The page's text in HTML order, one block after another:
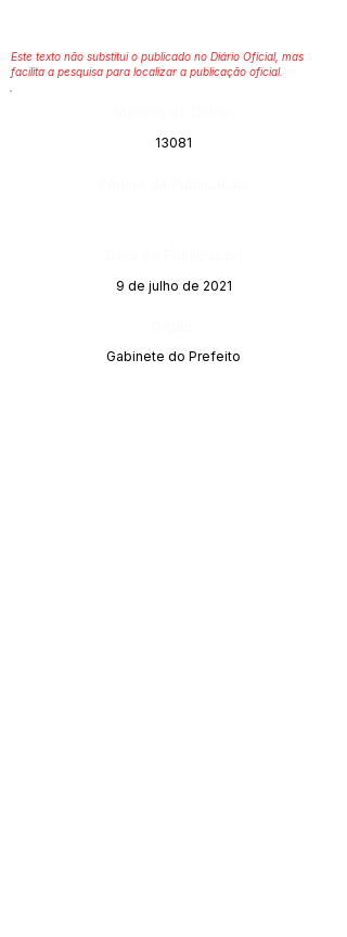
Este texto não substitui o publicado no Diário Oficial, mas
facilita a pesquisa para localizar a publicação oficial.
13081
9 de julho de 2021
Gabinete do Prefeito